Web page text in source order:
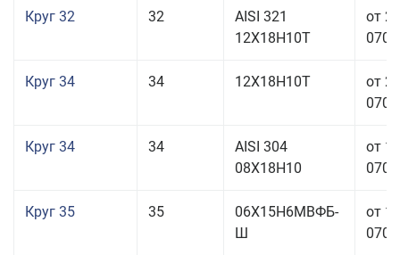
Круг 32 32
AISI 321
12Х18Н10Т
от
Круг 34 34 12Х18Н10Т
от
Круг 34 34
AISI 304
08Х18Н10
от
Круг 35 35
06Х15Н6МВФБ-
Ш
от